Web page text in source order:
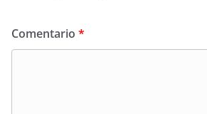
Comentario *